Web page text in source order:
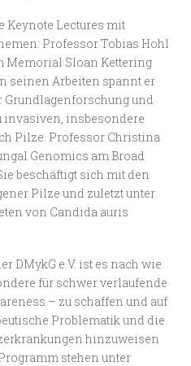
Keynote Lectures mit
Professor Tobias Hohl
Memorial Sloan Kettering
seinen Arbeiten spannt er
und
invasiven, insbesondere
Pilze. Professor Christina
Genomics am Broad
beschäftigt sich mit den
Pilze und zuletzt unter
von Candida auris
DMykG e.V. ist es nach wie
für schwer verlaufende
– zu schaffen und auf
Problematik und die
hinzuweisen
stehen unter